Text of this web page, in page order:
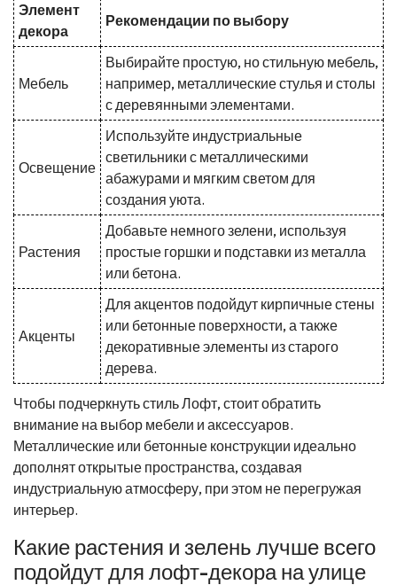
Элемент
декора
Рекомендации по выбору
Мебель
Выбирайте простую, но стильную мебель,
например, металлические стулья и столы
с деревянными элементами.
Освещение
Используйте индустриальные
светильники с металлическими
абажурами и мягким светом для
создания уюта.
Растения
Добавьте немного зелени, используя
простые горшки и подставки из металла
или бетона.
Акценты
Для акцентов подойдут кирпичные стены
или бетонные поверхности, а также
декоративные элементы из старого
дерева.
Чтобы подчеркнуть стиль Лофт, стоит обратить
внимание на выбор мебели и аксессуаров.
Металлические или бетонные конструкции идеально
дополнят открытые пространства, создавая
индустриальную атмосферу, при этом не перегружая
интерьер.
Какие растения и зелень лучше всего
подойдут для лофт-декора на улице